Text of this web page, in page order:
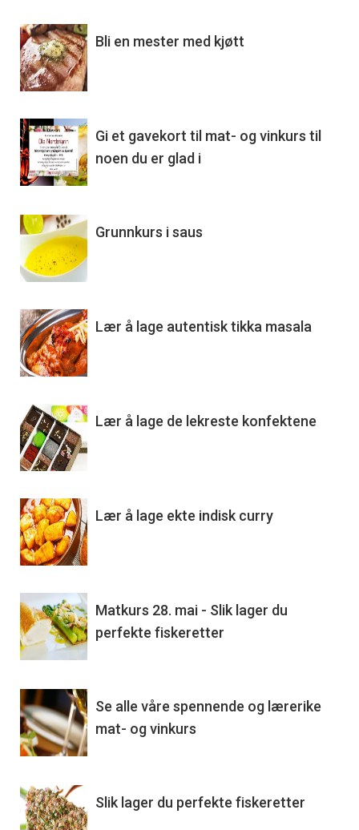
Bli en mester med kjøtt
Gi et gavekort til mat- og vinkurs til
noen du er glad i
Grunnkurs i saus
Lær å lage autentisk tikka masala
Lær å lage de lekreste konfektene
Lær å lage ekte indisk curry
Matkurs 28. mai - Slik lager du
perfekte fiskeretter
Se alle våre spennende og lærerike
mat- og vinkurs
Slik lager du perfekte fiskeretter